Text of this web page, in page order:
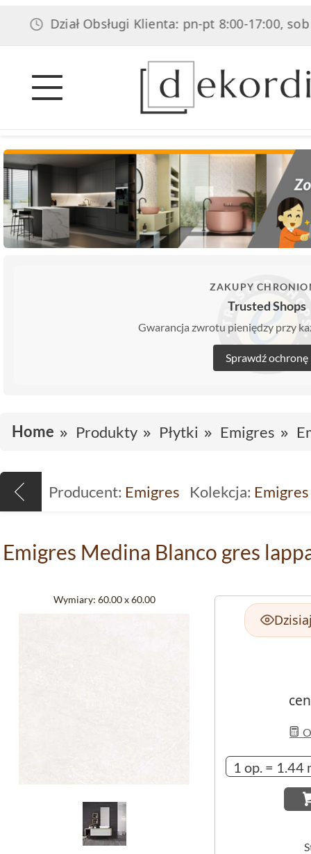
Dział Obsługi Klienta: pn-pt 8:00-17:00, sob 8:00-
ZAKUPY
Trusted Shops
Gwarancja zwrotu pieniędzy przy
Sprawdź ochronę
Home Produkty Płytki Emigres
Producent: Emigres Kolekcja:
Emigres Medina Blanco gres
Wymiary: 60.00 x 60.00